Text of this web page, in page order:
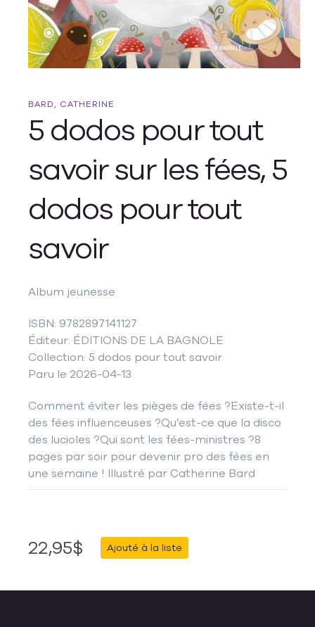
BARD, CATHERINE
5 dodos pour tout
savoir sur les fées, 5
dodos pour tout
savoir
Album jeunesse
ISBN: 9782897141127
Éditeur: ÉDITIONS DE LA BAGNOLE
Collection: 5 dodos pour tout savoir
Paru le 2026-04-13
Comment éviter les pièges de fées ?Existe-t-il
des fées influenceuses ?Qu’est-ce que la disco
des lucioles ?Qui sont les fées-ministres ?8
pages par soir pour devenir pro des fées en
une semaine ! Illustré par Catherine Bard
22,95$ Ajouté à la liste